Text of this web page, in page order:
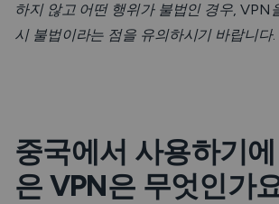
하지 않고 어떤 행위가 불법인 경우, VPN
시 불법이라는 점을 유의하시기 바랍니다.
중국에서 사용하기
은 VPN은 무엇인가